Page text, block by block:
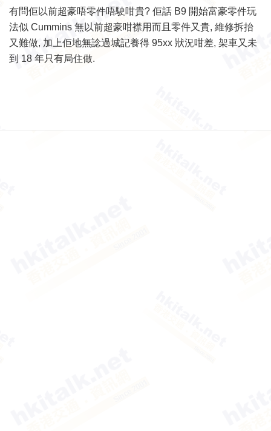
有問佢以前超豪唔零件唔駛咁貴? 佢話 B9 開始富豪零件玩
法似 Cummins 無以前超豪咁襟用而且零件又貴, 維修拆抬
又難做, 加上佢地無諗過城記養得 95xx 狀況咁差, 架車又未
到 18 年只有局住做.